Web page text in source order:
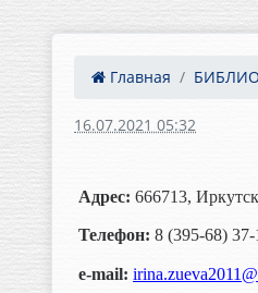
Главная
16.07.2021 05:32
Адрес: 666713,
Телефон: 8 (395-68) 37-
e-mail: